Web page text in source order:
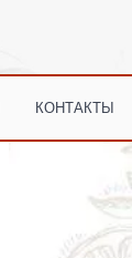
КОНТАКТЫ